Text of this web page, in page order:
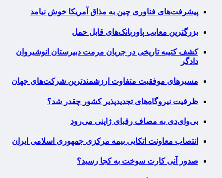
پیشرفت‌های فناوری چین به مذاق آمریکا خوش نیامد
بزرگترین معایب پاوربانک‌های قابل حمل
کشف کتیبه تاریخی در جریان مرمت دبیرستان انوشیروان
دادگر
مسیرهای موفقیت متفاوت ارزشمندترین شرکت‌های جهان
ظرفیت نیروگاه‌های تجدیدپذیر کشور چقدر شد؟
بی‌وای‌دی به مصاف رقبای ژاپنی می‌رود
انتصاب معاونت اتکایی بیمه مرکزی جمهوری اسلامی ایران
صدور آنی کارت سوخت به کجا رسید؟